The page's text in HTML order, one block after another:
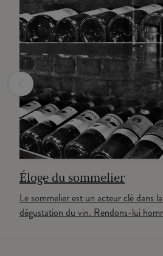
Éloge du sommelier
Le sommelier est un acteur clé dans
dégustation du vin. Rendons-lui
‹